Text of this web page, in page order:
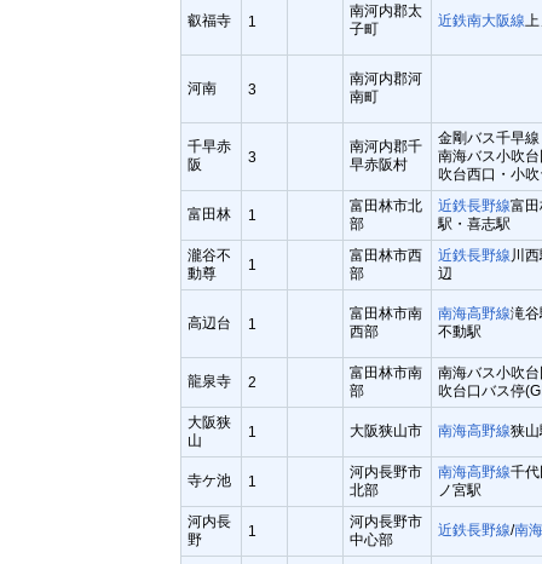
叡福寺 1
南河内郡太
子町
近鉄南大阪線
河南 3
南河内郡河
南町
千早赤
阪
3
南河内郡千
早赤阪村
金剛バス千早
南海バス小吹
吹台西口・小
富田林 1
富田林市北
部
近鉄長野線富
駅・喜志駅
瀧谷不
動尊
1
富田林市西
部
近鉄長野線 川
辺
高辺台 1
富田林市南
西部
南海高野線滝
不動駅
龍泉寺 2
富田林市南
部
南海バス小吹
吹台口バス停
大阪狭
山
1 大阪狭山市 南海高野線狭
寺ケ池 1
河内長野市
北部
南海高野線千
ノ宮駅
河内長
野
1
河内長野市
中心部
近鉄長野線/南